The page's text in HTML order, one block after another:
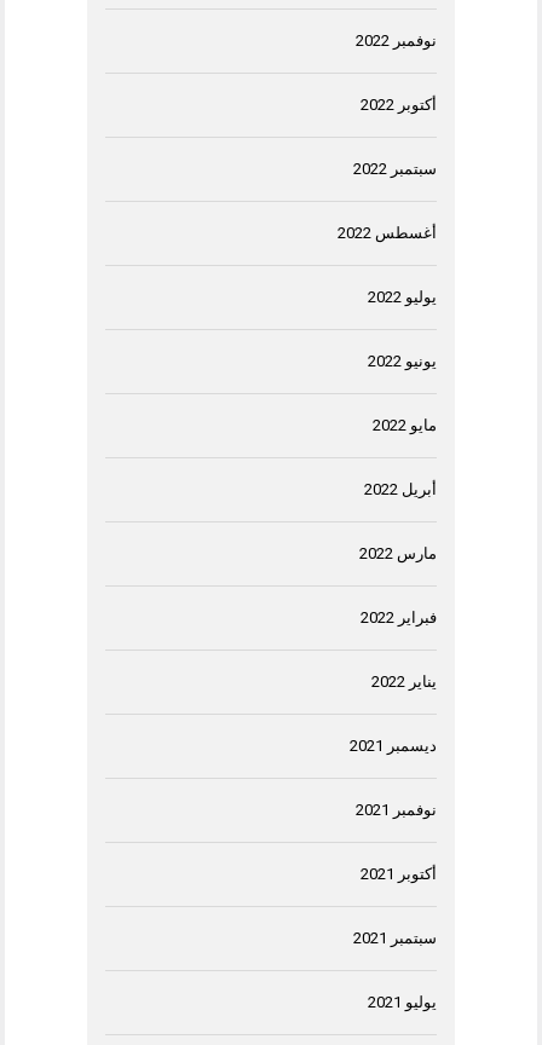
نوفمبر 2022
أكتوبر 2022
سبتمبر 2022
أغسطس 2022
يوليو 2022
يونيو 2022
مايو 2022
أبريل 2022
مارس 2022
فبراير 2022
يناير 2022
ديسمبر 2021
نوفمبر 2021
أكتوبر 2021
سبتمبر 2021
يوليو 2021